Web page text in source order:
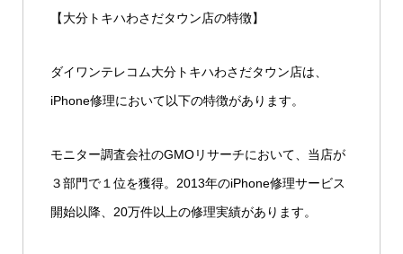
【大分トキハわさだタウン店の特徴】
ダイワンテレコム大分トキハわさだタウン店は、
iPhone修理において以下の特徴があります。
モニター調査会社のGMOリサーチにおいて、当店が
３部門で１位を獲得。2013年のiPhone修理サービス
開始以降、20万件以上の修理実績があります。